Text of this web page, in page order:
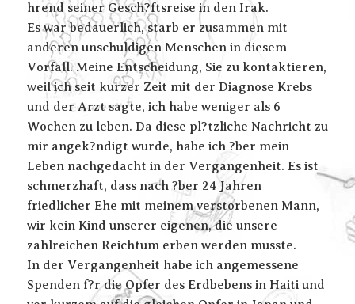
hrend seiner Gesch?ftsreise in den Irak.
Es war bedauerlich, starb er zusammen mit
anderen unschuldigen Menschen in diesem
Vorfall. Meine Entscheidung, Sie zu kontaktieren,
weil ich seit kurzer Zeit mit der Diagnose Krebs
und der Arzt sagte, ich habe weniger als 6
Wochen zu leben. Da diese pl?tzliche Nachricht zu
mir angek?ndigt wurde, habe ich ?ber mein
Leben nachgedacht in der Vergangenheit. Es ist
schmerzhaft, dass nach ?ber 24 Jahren
friedlicher Ehe mit meinem verstorbenen Mann,
wir kein Kind unserer eigenen, die unsere
zahlreichen Reichtum erben werden musste.
In der Vergangenheit habe ich angemessene
Spenden f?r die Opfer des Erdbebens in Haiti und